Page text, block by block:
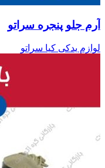
آرم جلو پنجره سراتو
لوازم یدکی کیا سراتو